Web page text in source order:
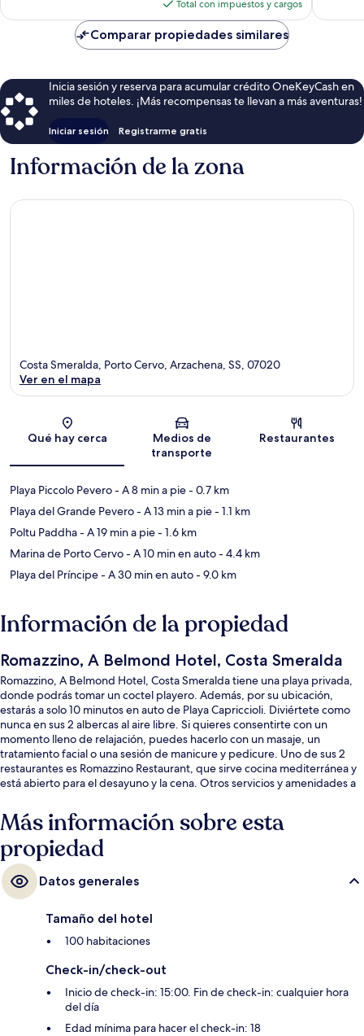
es
de
$1,662
Total con impuestos y cargos
Comparar propiedades similares
Inicia sesión y reserva para acumular crédito OneKeyCash en
miles de hoteles. ¡Más recompensas te llevan a más aventuras!
Iniciar sesión Registrarme gratis
Información de la zona
Sección del mapa
Costa Smeralda, Porto Cervo, Arzachena, SS, 07020
Ver en el mapa
Qué hay cerca
Medios de
transporte
Restaurantes
Playa Piccolo Pevero- A 8 min a pie- 0.7 km
Playa del Grande Pevero- A 13 min a pie- 1.1 km
Poltu Paddha- A 19 min a pie- 1.6 km
Marina de Porto Cervo- A 10 min en auto- 4.4 km
Playa del Príncipe- A 30 min en auto- 9.0 km
Información de la propiedad
Romazzino, A Belmond Hotel, Costa Smeralda
Romazzino, A Belmond Hotel, Costa Smeralda tiene una playa privada,
donde podrás tomar un coctel playero. Además, por su ubicación,
estarás a solo 10 minutos en auto de Playa Capriccioli. Diviértete como
nunca en sus 2 albercas al aire libre. Si quieres consentirte con un
momento lleno de relajación, puedes hacerlo con un masaje, un
tratamiento facial o una sesión de manicure y pedicure. Uno de sus 2
restaurantes es Romazzino Restaurant, que sirve cocina mediterránea y
está abierto para el desayuno y la cena. Otros servicios y amenidades a
azotea y su club infantil gratis.
Más información sobre esta
propiedad
Datos generales
Tamaño del hotel
100 habitaciones
Check-in/check-out
Inicio de check-in: 15:00. Fin de check-in: cualquier hora
del día
Edad mínima para hacer el check-in: 18